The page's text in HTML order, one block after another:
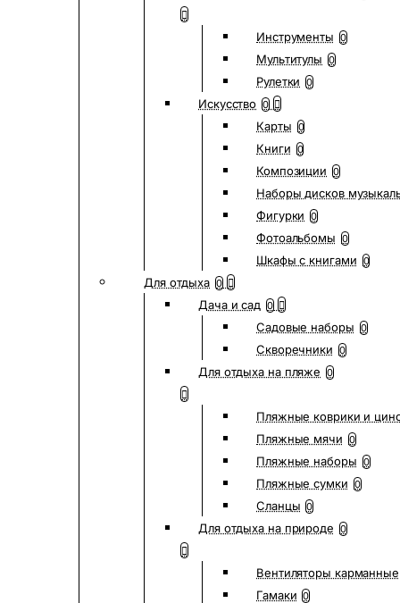
Инструменты 0
Мультитулы 0
Рулетки 0
Искусство 0
Карты 0
Книги 0
Композиции 0
Наборы дисков
Фигурки 0
Фотоальбомы 0
Шкафы с книгами 0
Для отдыха 0
Дача и сад 0
Садовые наборы 0
Скворечники 0
Для отдыха на пляже 0
Пляжные коврики и
Пляжные мячи 0
Пляжные наборы 0
Пляжные сумки 0
Сланцы 0
Для отдыха на природе 0
Вентиляторы карманные
Гамаки 0